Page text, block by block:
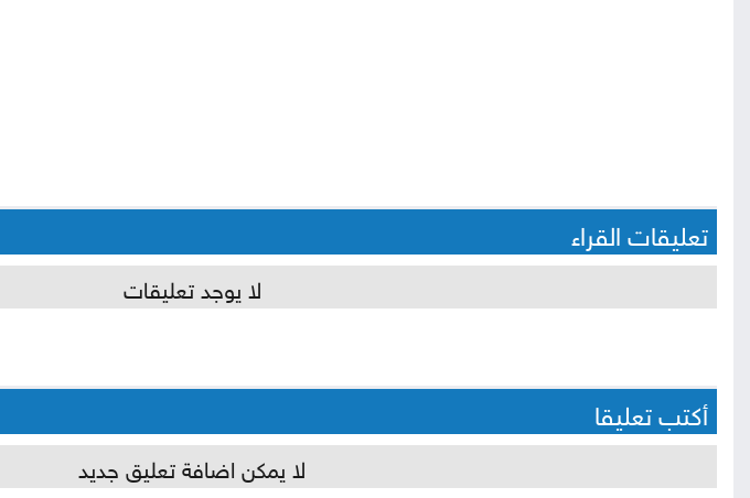
تعليقات القراء
لا يوجد تعليقات
أكتب تعليقا
لا يمكن اضافة تعليق جديد